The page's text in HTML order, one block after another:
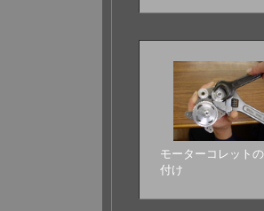
モーターコレット
付け